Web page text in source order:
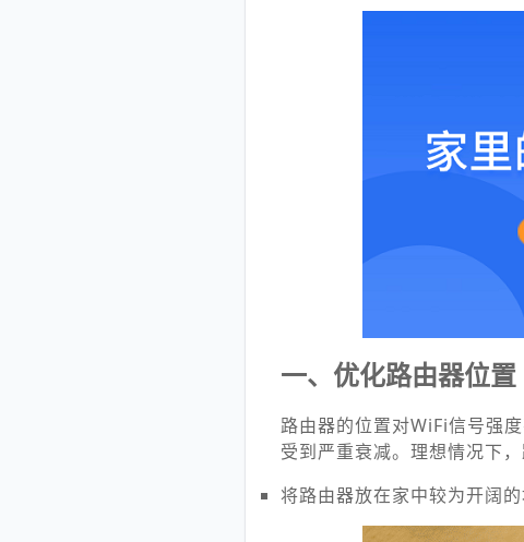
一、优化路由器位置
路由器的位置对WiFi信号强
受到严重衰减。理想情况下
将路由器放在家中较为开阔